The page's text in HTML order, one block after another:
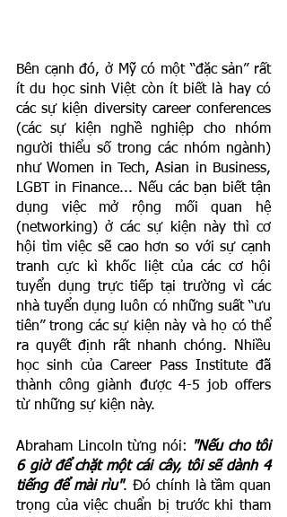
Bên cạnh đó, ở Mỹ có một “đặc sản” rất
ít du học sinh Việt còn ít biết là hay có
các sự kiện diversity career conferences
(các sự kiện nghề nghiệp cho nhóm
người thiểu số trong các nhóm ngành)
như Women in Tech, Asian in Business,
LGBT in Finance... Nếu các bạn biết tận
dụng việc mở rộng mối quan hệ
(networking) ở các sự kiện này thì cơ
hội tìm việc sẽ cao hơn so với sự cạnh
tranh cực kì khốc liệt của các cơ hội
tuyển dụng trực tiếp tại trường vì các
nhà tuyển dụng luôn có những suất “ưu
tiên” trong các sự kiện này và họ có thể
ra quyết định rất nhanh chóng. Nhiều
học sinh của Career Pass Institute đã
thành công giành được 4-5 job offers
từ những sự kiện này.
Abraham Lincoln từng nói:
"Nếu cho tôi
6 giờ để chặt một cái cây, tôi sẽ dành 4
tiếng để mài rìu". Đó chính là tầm quan
trọng của việc chuẩn bị trước khi tham